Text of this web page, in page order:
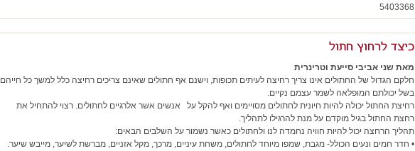
5403368
כיצד לרחוץ חתול
מאת שני אביבי סייעת וטרינרית
חלקם הגדול של החתולים אינו צריך רחיצה לעיתים תכופות, וישנם אף חתולים שאינם צריכים רחיצה כלל למשך כל חייהם
בשל יכולתם המופלאה לשמר עצמם נקיים.
רחיצת החתול יכולה להיות חיונית לחתולים מסויימים ואף להקל על אנשים אשר אלרגיים לחתולים. רצוי להתחיל את
רחצת החתול בגיל מוקדם על מנת להרגילו לתהליך.
תהליך הרחצה יכול להיות חוויה נחמדה לנו ולחתולים כאשר נשמור על השלבים הבאים:
• חדר חמים ונעים הכולל- מגבת, שמפו מיוחד לחתולים, משחת עיניים, מרכך, מקל אזניים, מברשת לשיער, מייבש שיער.